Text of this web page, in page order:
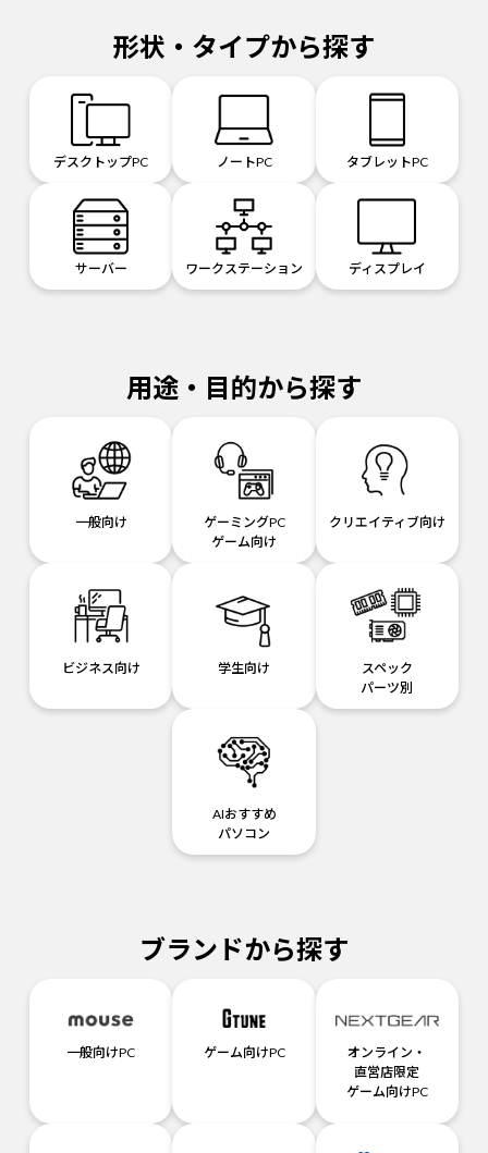
形状・タイプから探す
デスクトップPC ノートPC タブレットPC
サーバー ワークステーション ディスプレイ
用途・目的から探す
一般向け
ゲーミングPC
ゲーム向け
クリエイティブ向け
ビジネス向け 学生向け
スペック
パーツ別
AIおすすめ
パソコン
ブランドから探す
一般向けPC ゲーム向けPC
オンライン・
直営店限定
ゲーム向けPC